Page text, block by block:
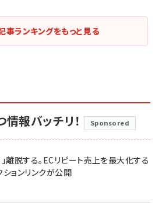
事ランキングをもっと見る
報バッチリ！ Sponsored
離脱する。ECリピート売上を最大化する
ョンリンクが公開